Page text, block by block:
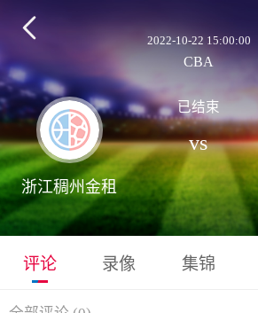
 2022-10-22 15:00:00
CBA
浙江稠州金租
已结束
vs
评论 录像 集锦